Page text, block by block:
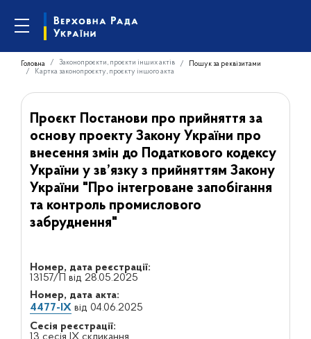
Головна Законопроєкти, проєкти інших актів
Пошук за реквізитами
Картка законопроєкту, проєкту іншого акта
Проєкт Постанови про прийняття за
основу проекту Закону України про
внесення змін до Податкового кодексу
України у зв’язку з прийняттям Закону
України "Про інтегроване запобігання
та контроль промислового
забруднення"
Номер, дата реєстрації:
13157/П від 28.05.2025
Номер, дата акта:
4477-IXвід 04.06.2025
Сесія реєстрації: